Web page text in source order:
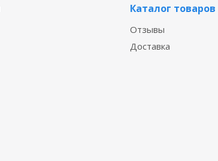
Каталог товаров
Отзывы
Доставка